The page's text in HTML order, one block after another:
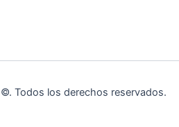
©. Todos los derechos reservados.